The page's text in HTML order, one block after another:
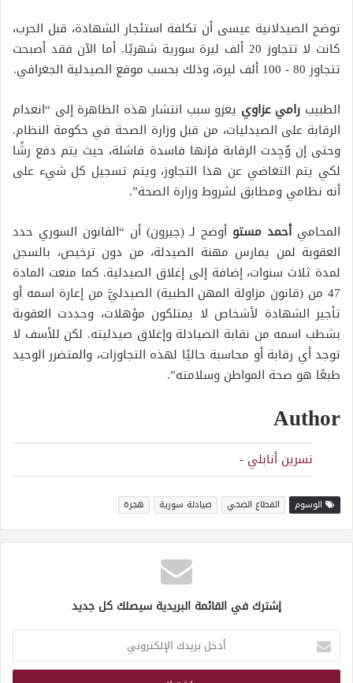
توضح الصيدلانية عيسى أن تكلفة استئجار الشهادة، قبل الحرب،
كانت لا تتجاوز 20 ألف ليرة سورية شهريًا. أما الآن فقد أصبحت
تتجاوز 80 - 100 ألف ليرة، وذلك بحسب موقع الصيدلية الجغرافي.
الطبيب رامي عزاوي يعزو سبب انتشار هذه الظاهرة إلى “انعدام
الرقابة على الصيدليات، من قبل وزارة الصحة في حكومة النظام.
وحتى إن وُجِدت الرقابة فإنها فاسدة فاشلة، حيث يتم دفع رشًا
لكي يتم التغاضي عن هذا التجاوز، ويتم تسجيل كل شيء على
أنه نظامي ومطابق لشروط وزارة الصحة”.
المحاميأحمد مستو أوضح لـ (جيرون) أن “القانون السوري حدد
العقوبة لمن يمارس مهنة الصيدلة، من دون ترخيص، بالسجن
لمدة ثلاث سنوات، إضافة إلى إغلاق الصيدلية. كما منعت المادة
47 من (قانون مزاولة المهن الطبية) الصيدليَّ من إعارة اسمه أو
تأجير الشهادة لأشخاص لا يمتلكون مؤهلات، وحددت العقوبة
بشطب اسمه من نقابة الصيادلة وإغلاق صيدليته. لكن للأسف لا
توجد أي رقابة أو محاسبة حاليًا لهذه التجاوزات، والمتضرر الوحيد
طبعًا هو صحة المواطن وسلامته”.
Author
نسرين أنابلي -
الوسوم القطاع الصحي صيادلة سورية هجرة
إشترك في القائمة البريدية سيصلك كل جديد
أدخل
بريدك
الإلكتروني